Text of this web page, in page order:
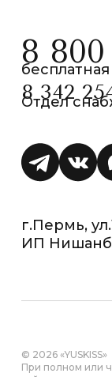
8 800
8 342
Отдел
г.Пермь,
ИП
© 2026 «YUSKISS»
При полном или